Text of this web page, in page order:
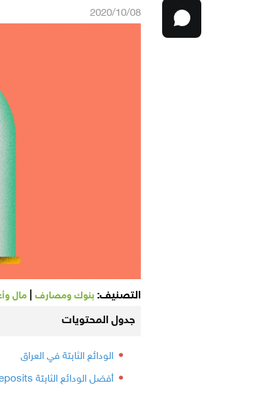
2020/10/08
التصنيف: بنوك ومصارف مال
جدول المحتويات
الودائع الثابتة في العراق
أفضل الودائع الثابتة Fixed Deposits في المصارف العراقية